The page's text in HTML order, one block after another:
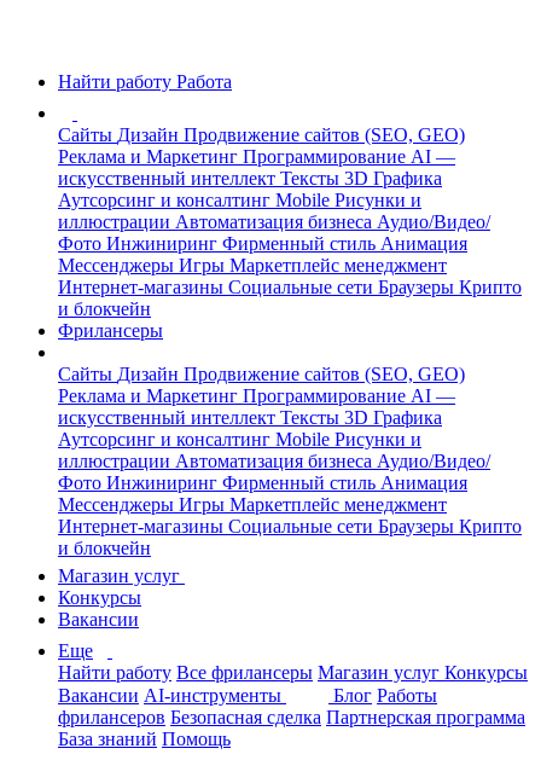
Найти работу Работа
Сайты Дизайн Продвижение сайтов (SEO, GEO)
Реклама и Маркетинг Программирование AI —
искусственный интеллект Тексты 3D Графика
Аутсорсинг и консалтинг Mobile Рисунки и
иллюстрации Автоматизация бизнеса Аудио/Видео/
Фото Инжиниринг Фирменный стиль Анимация
Мессенджеры Игры Маркетплейс менеджмент
Интернет-магазины Социальные сети Браузеры Крипто
и блокчейн
Фрилансеры
Сайты Дизайн Продвижение сайтов (SEO, GEO)
Реклама и Маркетинг Программирование AI —
искусственный интеллект Тексты 3D Графика
Аутсорсинг и консалтинг Mobile Рисунки и
иллюстрации Автоматизация бизнеса Аудио/Видео/
Фото Инжиниринг Фирменный стиль Анимация
Мессенджеры Игры Маркетплейс менеджмент
Интернет-магазины Социальные сети Браузеры Крипто
и блокчейн
Магазин услуг
Конкурсы
Вакансии
Еще
Найти работу Все фрилансеры Магазин услуг Конкурсы
Вакансии AI-инструменты Блог Работы
фрилансеров Безопасная сделка Партнерская программа
База знаний Помощь